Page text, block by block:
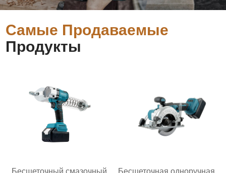
Самые Продаваемые
Продукты
Бесщеточный смазочный Бесщеточная одноручная